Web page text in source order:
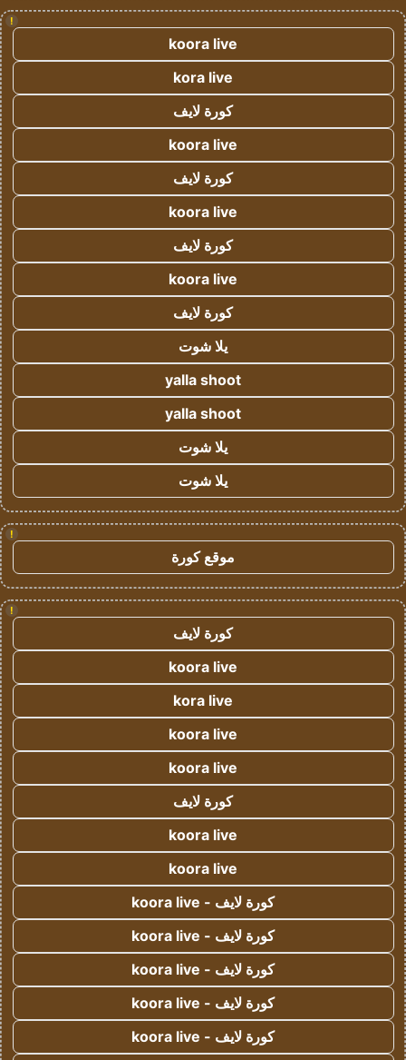
!
koora live
kora live
كورة لايف
koora live
كورة لايف
koora live
كورة لايف
koora live
كورة لايف
يلا شوت
yalla shoot
yalla shoot
يلا شوت
يلا شوت
!
موقع كورة
!
كورة لايف
koora live
kora live
koora live
koora live
كورة لايف
koora live
koora live
كورة لايف - koora live
كورة لايف - koora live
كورة لايف - koora live
كورة لايف - koora live
كورة لايف - koora live